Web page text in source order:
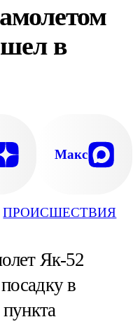
ПРОИСШЕСТВИЯ
в
Макс
Як-52
в